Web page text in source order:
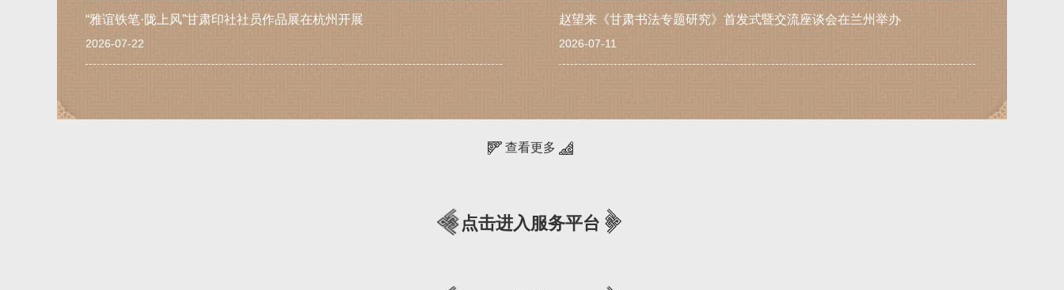
“雅谊铁笔·陇上风”甘肃印社社员作品展在杭州开展
2026-07-22
赵望来《甘肃书法专题研究》首发式暨交流座谈会在兰州举办
2026-07-11
查看更多
点击进入服务平台